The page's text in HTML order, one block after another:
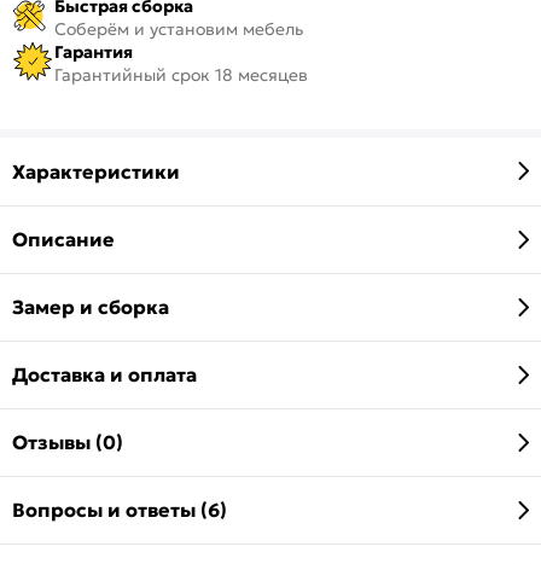
Быстрая сборка
Соберём и установим мебель
Гарантия
Гарантийный срок 18 месяцев
Характеристики
Описание
Замер и сборка
Доставка и оплата
Отзывы (0)
Вопросы и ответы (6)